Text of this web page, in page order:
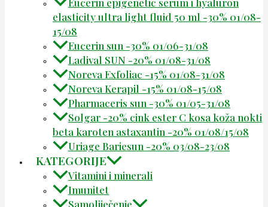
elasticity ultra light fluid 50 ml -30% 01/08-
15/08
Eucerin sun -30% 01/06-31/08
Ladival SUN -20% 01/08-31/08
Noreva Exfoliac -15% 01/08-31/08
Noreva Kerapil -15% 01/08-15/08
Pharmaceris sun -30% 01/05-31/08
Solgar -20% cink ester C kosa koža nokti
beta karoten astaxantin -20% 01/08/15/08
Uriage Bariesun -20% 03/08-23/08
KATEGORIJE
Vitamini i minerali
Imunitet
Samoliječenje